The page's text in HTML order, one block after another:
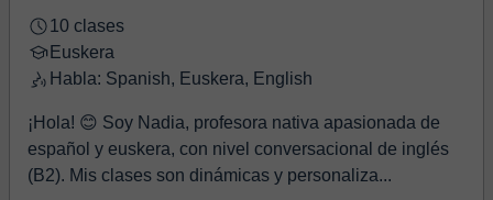
10 clases
Euskera
Habla: Spanish, Euskera, English
¡Hola! 😊 Soy Nadia, profesora nativa apasionada de
español y euskera, con nivel conversacional de inglés
(B2). Mis clases son dinámicas y personaliza...